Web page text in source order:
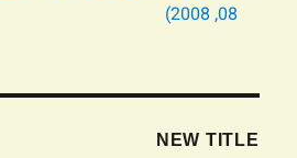
08, 2008)
NEW TITLE